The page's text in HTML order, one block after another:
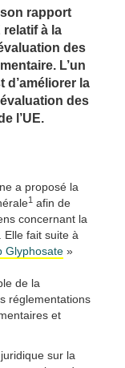
rapport
relatif à la
des
L’un
d’améliorer la
des
l’UE.
a proposé la
1 afin de
concernant la
Elle fait suite à
Glyphosate »
de la
réglementations
et
sur la